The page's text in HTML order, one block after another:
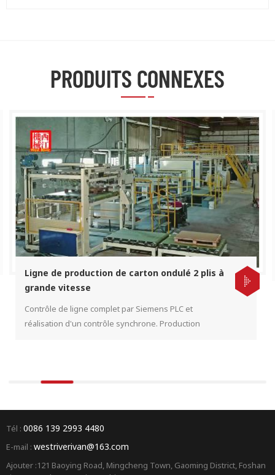
PRODUITS CONNEXES
Ligne de production de carton ondulé 2 plis à
grande vitesse
Contrôle de ligne complet par Siemens PLC et
réalisation d'un contrôle synchrone. Production
Tél : 0086 139 2993 4480
E-mail : westriverivan@163.com
Ajouter :121 Baoying Road, Mingcheng Town, Gaoming District, Foshan